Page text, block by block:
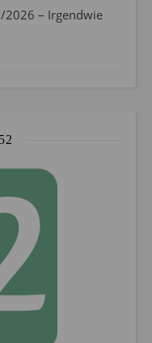
2026 – Irgendwie